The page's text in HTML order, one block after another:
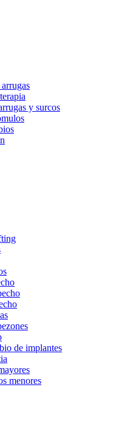
y surcos
de implantes
menores